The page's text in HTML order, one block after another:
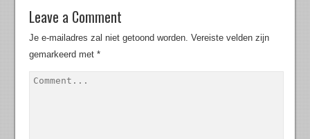
Leave a Comment
Je e-mailadres zal niet getoond worden. Vereiste velden zijn
gemarkeerd met*